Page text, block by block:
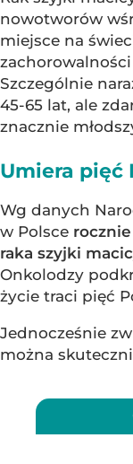
nowotworów
miejsce na
Szczególnie
45-65 lat, ale
znacznie
Umiera pięć
Wg danych
w Polsce
raka szyjki
Onkolodzy
życie traci pięć
Jednocześnie
można